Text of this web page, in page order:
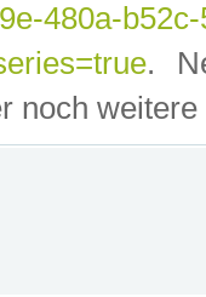
480a-
.
noch weitere